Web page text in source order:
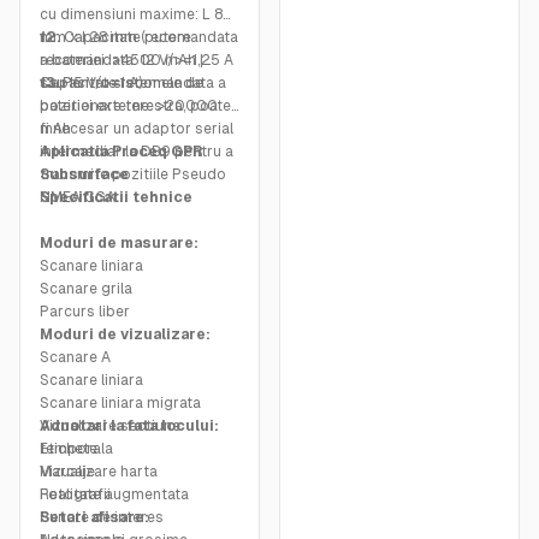
cu dimensiuni maxime: L 85
mm x I 28 mm (putere
recomandata: 12 V/>=1,25 A
sau 15 V/>=1 A)
12.Capacitate recomandata
a bateriei: >4500 mAh |
Capacitate recomandata a
bateriei externe: >20000
mAh
13.Pentru sistemele de
pozitionare terestra, poate
fi necesar un adaptor serial
intermediar la DB9 pentru a
transmite pozitiile Pseudo
NMEA GGA.
Aplicatia Proceq GPR
Subsurface
Specificatii tehnice
Moduri de masurare:
Scanare liniara
Scanare grila
Parcurs liber
Moduri de vizualizare:
Scanare A
Scanare liniara
Scanare liniara migrata
Vizualizare sectiune
temporala
Vizualizare harta
Realitate augmentata
Adnotari la fata locului:
Etichete
Marcaje
Fotografii
Puncte de interes
Setari afisare: